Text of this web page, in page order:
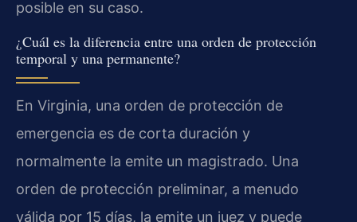
posible en su caso.
¿Cuál es la diferencia entre una orden de protección
temporal y una permanente?
En Virginia, una orden de protección de
emergencia es de corta duración y
normalmente la emite un magistrado. Una
orden de protección preliminar, a menudo
válida por 15 días, la emite un juez y puede